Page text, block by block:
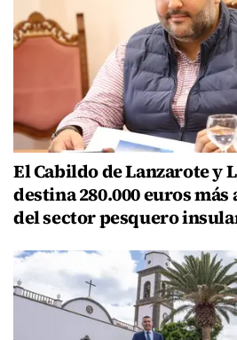
El Cabildo de Lanzarote y
destina 280.000 euros
del sector pesquero